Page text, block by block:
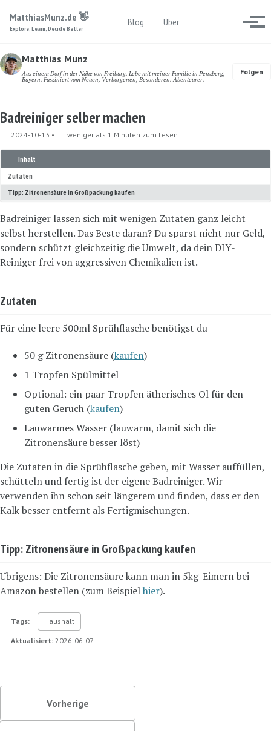
MatthiasMunz.de 👋
Explore, Learn, Decide Better
Blog Über Toggle search
Matthias Munz
Aus einem Dorf in der Nähe von Freiburg. Lebe mit meiner Familie in Penzberg,
Bayern. Fasziniert vom Neuen, Verborgenen, Besonderen. Abenteurer.
Folgen
Badreiniger selber machen
2024-10-13 weniger als 1 Minuten zum Lesen
Inhalt
Zutaten
Tipp: Zitronensäure in Großpackung kaufen
Badreiniger lassen sich mit wenigen Zutaten ganz leicht
selbst herstellen. Das Beste daran? Du sparst nicht nur Geld,
sondern schützt gleichzeitig die Umwelt, da dein DIY-
Reiniger frei von aggressiven Chemikalien ist.
Zutaten
Für eine leere 500ml Sprühflasche benötigst du
50 g Zitronensäure (kaufen)
1 Tropfen Spülmittel
Optional: ein paar Tropfen ätherisches Öl für den
guten Geruch (kaufen)
Lauwarmes Wasser (lauwarm, damit sich die
Zitronensäure besser löst)
Die Zutaten in die Sprühflasche geben, mit Wasser auffüllen,
schütteln und fertig ist der eigene Badreiniger. Wir
verwenden ihn schon seit längerem und finden, dass er den
Kalk besser entfernt als Fertigmischungen.
Tipp: Zitronensäure in Großpackung kaufen
Übrigens: Die Zitronensäure kann man in 5kg-Eimern bei
Amazon bestellen (zum Beispielhier).
Tags: Haushalt
Aktualisiert: 2026-06-07
Vorherige